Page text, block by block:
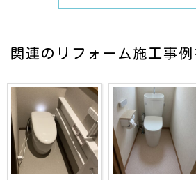
関連のリフォーム施工事例